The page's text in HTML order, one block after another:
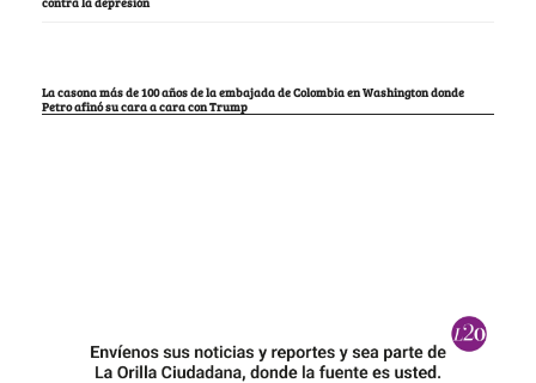
La casona más de 100 años de la embajada de Colombia en Washington donde
Petro afinó su cara a cara con Trump